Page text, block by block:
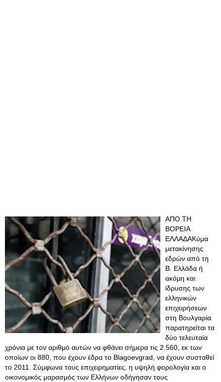
ΑΠΟ ΤΗ
ΒΟΡΕΙΑ
ΕΛΛΑΔΑΚύμα
μετακίνησης
εδρών από τη
Β. Ελλάδα ή
ακόμη και
ίδρυσης των
ελληνικών
επιχειρήσεων
στη Βουλγαρία
παρατηρείται τα
δύο τελευταία
χρόνια με τον αριθμό αυτών να φθάνει σήμερα τις 2.560, εκ των
οποίων οι 880, που έχουν έδρα το Blagoevgrad, να έχουν συσταθεί
το 2011. Σύμφωνα τους επιχειρηματίες, η υψηλή φορολογία και ο
οικονομικός μαρασμός των Ελλήνων οδήγησαν τους